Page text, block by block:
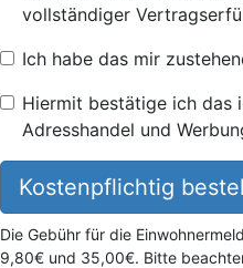
vollständiger
Ich habe das mir
Hiermit bestätige ich das
Adresshandel und
Kostenpflichtig
Die Gebühr für die
9,80€ und 35,00€. Bitte